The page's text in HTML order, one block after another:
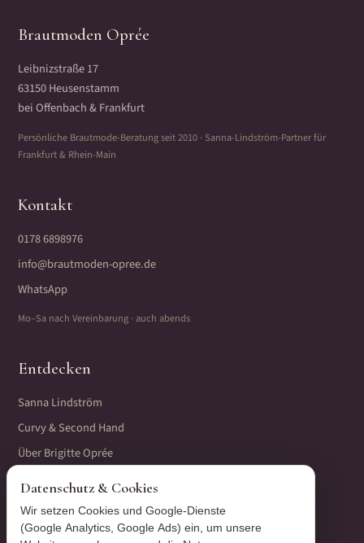
Brautmoden Oprée
Leibnizstraße 17
63150 Heusenstamm
bei Offenbach & Frankfurt
Persönliche Brautmode-Beratung seit 2010 · Sanna-Lindström-Partner für
Frankfurt & Rhein-Main
Kontakt
0178 6898976
info@brautmoden-opree.de
WhatsApp
Mo–Sa nach Vereinbarung · auch abends
Entdecken
Sanna Lindström
Curvy & Second Hand
Über Brigitte Oprée
Termin vereinbaren
Datenschutz & Cookies
Wir setzen Cookies und Google-Dienste
(Google Analytics, Google Ads) ein, um unsere